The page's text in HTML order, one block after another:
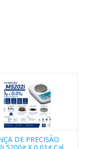
DE PRECISÃO